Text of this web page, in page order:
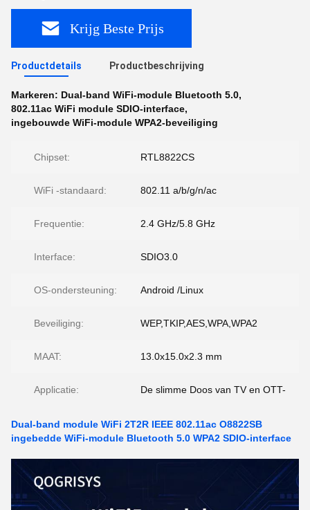
Krijg Beste Prijs
Productdetails Productbeschrijving
Markeren: Dual-band WiFi-module Bluetooth 5.0,
802.11ac WiFi module SDIO-interface,
ingebouwde WiFi-module WPA2-beveiliging
Chipset: RTL8822CS
WiFi -standaard: 802.11 a/b/g/n/ac
Frequentie: 2.4 GHz/5.8 GHz
Interface: SDIO3.0
OS-ondersteuning: Android /Linux
Beveiliging: WEP,TKIP,AES,WPA,WPA2
MAAT: 13.0x15.0x2.3 mm
Applicatie: De slimme Doos van TV en OTT-
Dual-band module WiFi 2T2R IEEE 802.11ac O8822SB
ingebedde WiFi-module Bluetooth 5.0 WPA2 SDIO-interface